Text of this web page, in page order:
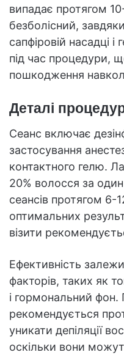
випадає протягом
безболісний,
сапфіровій насадці
під час процедури,
пошкодження
Деталі
Сеанс включає
застосування
контактного гелю.
20% волосся за
сеансів протягом 6-
оптимальних
візити
Ефективність
факторів, таких як
і гормональний
рекомендується
уникати депіляції
оскільки вони